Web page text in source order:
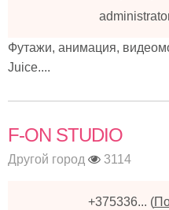
Футажи, анимация,
Juice....
F-ON STUDIO
Другой город 3114
+375336... (